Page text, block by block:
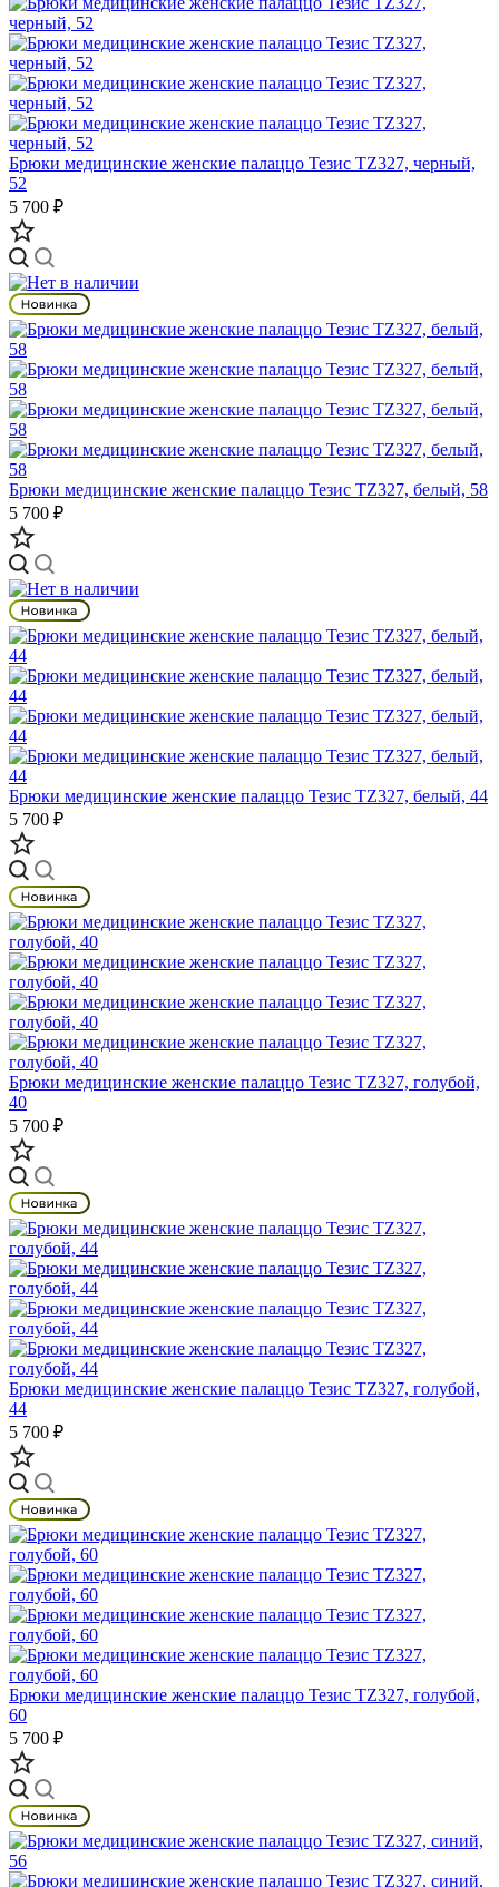
Брюки медицинские женские палаццо Тезис TZ327, черный,
52
5 700 ₽
Брюки медицинские женские палаццо Тезис TZ327, белый, 58
5 700 ₽
Брюки медицинские женские палаццо Тезис TZ327, белый, 44
5 700 ₽
Брюки медицинские женские палаццо Тезис TZ327, голубой,
40
5 700 ₽
Брюки медицинские женские палаццо Тезис TZ327, голубой,
44
5 700 ₽
Брюки медицинские женские палаццо Тезис TZ327, голубой,
60
5 700 ₽